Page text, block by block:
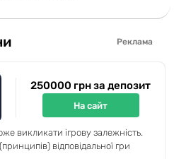
Реклама
250000 грн за депозит
На сайт
викликати ігрову залежність.
відповідальної гри